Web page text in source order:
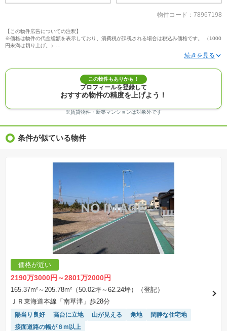
物件コード：78967198
【この物件広告についての注釈】
※価格は物件の代金総額を表示しており、消費税が課税される場合は税込み価格です。 （1000
円未満は切り上げ。）
※写真に写っている、またはパース（絵）や間取り図に描かれている家具や車などは、特にコ
※建築条件付き土地価格には、建物価格は含まれません。
※物件情報は、原則として情報提供日の２日前に最終確認した情報です。
※完成予想図はいずれも外構、植栽、外観等実際のものとは多少異なることがあります。
※モデルルーム・モデルハウス・展示場・ショールームの画像の場合、今回販売の物件と異な
※ＣＧ合成の画像の場合、実際とは多少異なる場合があります。
※物件特徴：販売戸数が複数の物件は、全ての住戸に該当しない項目もあります。
※価格更新：物件価格が変更された日から１週間表示されます。
※建築条件土地の情報内に掲載されている、建物プラン例は、土地購入者の設計プランの参考
※土地（建築条件なし）で「建物プラン例」が表記してある時、そのプラン例は特定の建築請
負会社によるもので、当該建築請負会社以外で建てた場合、同様のものが同価格で建てられる
とは限りません。また建築請負会社を特定するものではありません。
※建築条件付き土地とは、その土地に建築する建物の建築請負契約が、一定期間内に成立する
ことを条件として売買される土地のことをいいます。建築請負契約成立に向けて設計プランを
協議するため、土地購入者が自己の希望する建物の設計協議をするために必要な相当の期間の
交渉期間が設定され、その期間内で希望を満たすプランが実現できたかどうかにより結論を出
します。なお、この期間は概ね3ヶ月程度とされています。納得のいくプランが出来ず、建築請
負契約が成立しない場合、土地売買契約は白紙に戻り、土地契約にかかった代金（土地代金、
手付金など）は名目のいかんに関わらず、全て返却されます。
※課税対象物件の「価格」や「費用等」は消費税込みの「総額表示」で統一しています。
※「本体価格」とは、課税対象物件においては「消費税を除いた建物価格」と「土地価格」の
合計額を指します。
表示されておりません。
※取引にかかる費用：物件の契約手続き、決済、引き渡し時にかかる費用を表示しています。
不動産会社によって表記有無が異なるため、ご自身で十分な確認をしていただくようにお願い
いたします。
場合があります。
この物件もありかも！
プロフィールを登録して
おすすめ物件の精度を上げよう！
※賃貸物件・新築マンションは対象外です
条件が似ている物件
価格が近い
2190万3000円～2801万2000円
165.37m²～205.78m²（50.02坪～62.24坪）（登記）
ＪＲ東海道本線「南草津」歩28分
陽当り良好 高台に立地 山が見える 角地
閑静な住宅地
接面道路の幅が６m以上